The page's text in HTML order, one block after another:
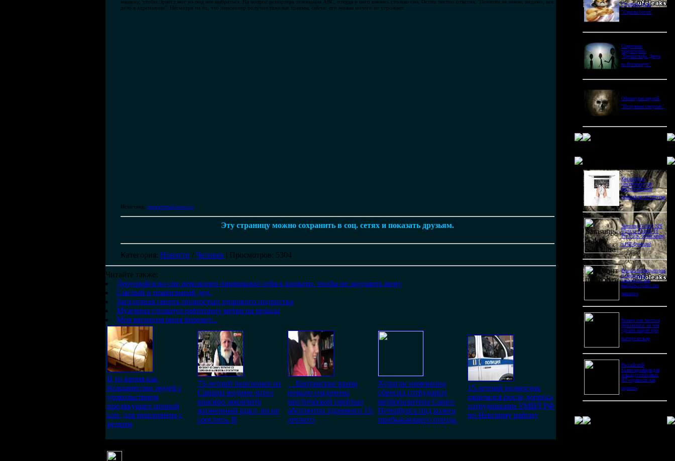
машину, чтобы Эрнест мог из-под нее выбраться. На вопрос репортера телеканала ABC, откуда у него взялось столько сил, Остин честно ответил: "Понятия не имею, видимо, все
дело в адреналине". Несмотря на то, что пенсионер получил тяжелые травмы, сейчас его жизни ничего не угрожает.
Источник: paranormal-news.ru
Эту страницу можно сохранить в соц. сетях и показать друзьям.
Категория: Новости / Человек | Просмотров: 5304
Читайте также:
Дерущийся во сне пенсионер привязывал себя к кровати, чтобы не задушить жену
Смелый и правильный дед.
Загадочная смерть полностью здорового подростка
Мужчина столкнул работницу метро на рельсы
Моя милиция меня бережет...
В то время как
большинство людей с
удовольствием
предвкушает ночной
сон, для пенсионера с
редким
75-летний пенсионер из
Самары видимо хотел
красиво закончить
жизненный цикл, но не
срослось. В
Британские врачи
немало озадачены
мистической смертью
абсолютно здорового 15-
летнего
Хулиган намеренно
сбросил сотрудницу
метрополитена Санкт-
Петербурга под колеса
прибывающего поезда.
15-летний подросток
скончался после допроса
сотрудниками УМВД РФ
по Невскому району
Странное дело.
"Стрелы богов"
Секретные
территории.
"Пришельцы. Дверь
во Вселенную"
Обманутые наукой.
"Исцеление смертью"
Как выбрать
снотворное для
восстановления
режима после отпуска
Samsung Galaxy S26
Ultra vs Xiaomi 16
Pro Ultra: битва камер
и ИИ-функций
Ремонт перфораторов
и сварочных
аппаратов: как
выбрать сервис без
лишнего
Размер или чистота
бриллианта: на чем
сделать акцент при
выборе кольца
Российский
балансировщик для
отказоустойчивых
ИТ-сервисов: как
оценить